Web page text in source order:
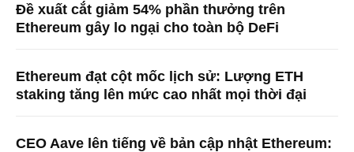
Đề xuất cắt giảm 54% phần thưởng trên
Ethereum gây lo ngại cho toàn bộ DeFi
Ethereum đạt cột mốc lịch sử: Lượng ETH
staking tăng lên mức cao nhất mọi thời đại
CEO Aave lên tiếng về bản cập nhật Ethereum: